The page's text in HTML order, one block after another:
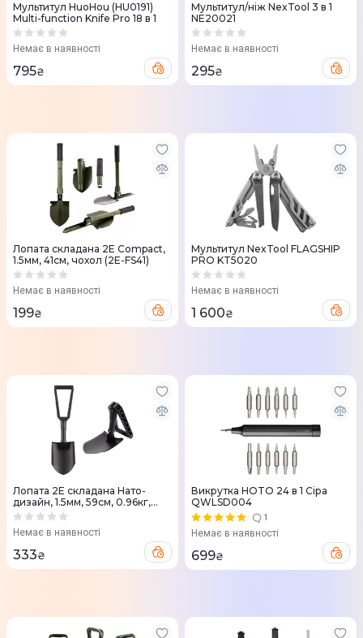
Мультитул HuoHou (HU0191)
Multi-function Knife Pro 18 в 1
Немає в наявності
795₴
Мультитул/ніж NexTool 3 в 1
NE20021
Немає в наявності
295₴
Лопата складана 2E Compact,
1.5мм, 41см, чохол (2E-FS41)
Немає в наявності
199₴
Мультитул NexTool FLAGSHIP
PRO KT5020
Немає в наявності
1 600₴
Лопата 2Е складана Нато-
дизайн, 1.5мм, 59см, 0.96кг,
чохол (2E-FS59)
Немає в наявності
333₴
Викрутка HOTO 24 в 1 Сіра
QWLSD004
1
Немає в наявності
699₴